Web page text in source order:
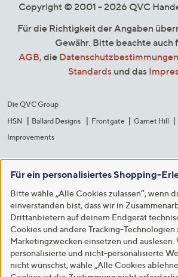
Copyright © 2001 - 2026 QVC
Für die Richtigkeit der Angaben
Gewähr. Bitte beachte auch
AGB, die Datenschutzbestimmungen
Standards und das
Die QVC Group
HSN
Ballard Designs Frontgate Garnet Hill
Improvements
Für ein personalisiertes Shopping-
Bitte wähle „Alle Cookies zulassen“, wenn
einverstanden bist, dass wir in
Drittanbietern auf deinem Endgerät
Cookies und andere Tracking-Technologien
Marketingzwecken einsetzen und
personalisierte und nicht-personalisierte
nicht wünschst, wähle „Alle Cookies